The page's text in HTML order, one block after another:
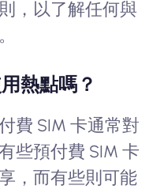
，以了解任何與
熱點嗎？
費 SIM 卡通常對
些預付費 SIM 卡
，而有些則可能